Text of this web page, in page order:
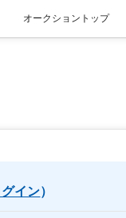
オークショントップ
グイン）